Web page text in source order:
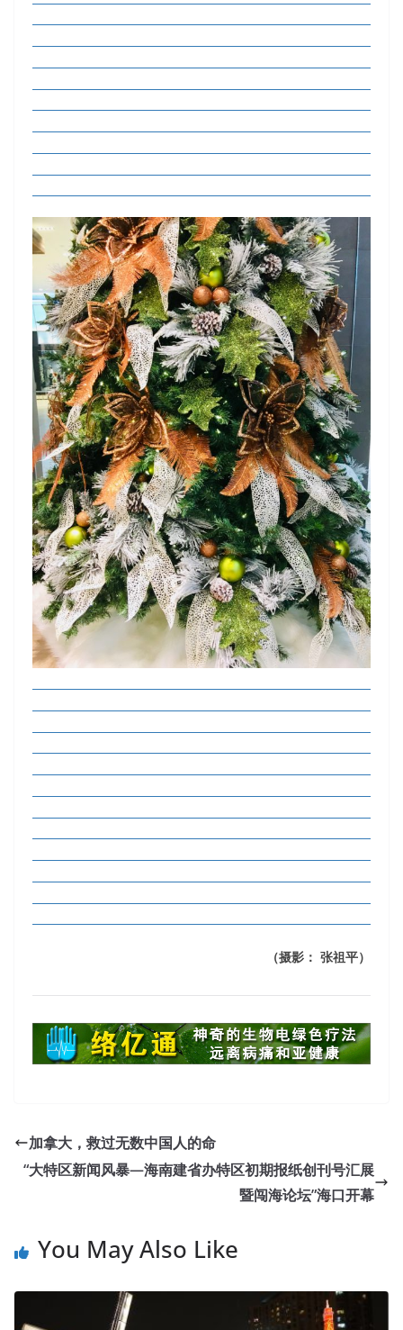
（摄影： 张祖平）
加拿大，救过无数中国人的命
“大特区新闻风暴—海南建省办特区初期报纸创刊号汇展
暨闯海论坛”海口开幕
You May Also Like